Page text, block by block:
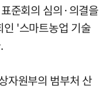
준회의 심의·의결을
'스마트농업 기술
자원부의 범부처 산